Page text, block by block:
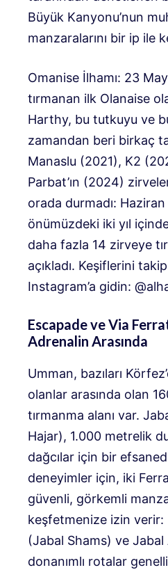
Büyük Kanyonu’nun
manzaralarını bir ip ile
Omanise İlhamı: 23
tırmanan ilk Olanaise
Harthy, bu tutkuyu ve
zamandan beri birkaç
Manaslu (2021), K2
Parbat’ın (2024)
orada durmadı:
önümüzdeki iki yıl
daha fazla 14 zirveye
açıkladı. Keşiflerini
Instagram’a gidin:
Escapade ve Via
Adrenalin Arasında
Umman, bazıları
olanlar arasında olan
tırmanma alanı var.
Hajar), 1.000 metrelik
dağcılar için bir
deneyimler için, iki
güvenli, görkemli
keşfetmenize izin verir:
(Jabal Shams) ve Jabal
donanımlı rotalar